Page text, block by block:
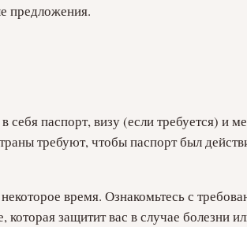
предложения.
паспорт, визу (если требуется) и
требуют, чтобы паспорт был
время. Ознакомьтесь с
защитит вас в случае болезни